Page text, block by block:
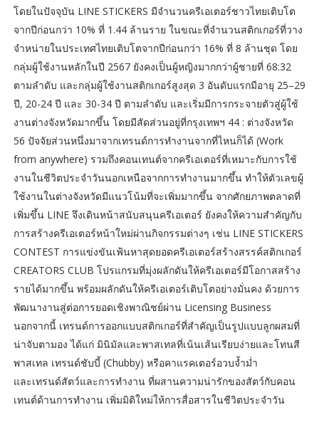
โดยในปัจจุบัน LINE STICKERS มีจำนวนครีเอเตอร์ชาวไทยเติบโต
จากปีก่อนกว่า 10% ที่ 1.44 ล้านราย ในขณะที่จำนวนสติกเกอร์ที่วาง
จำหน่ายในประเทศไทยเติบโตจากปีก่อนกว่า 16% ที่ 8 ล้านชุด โดย
กลุ่มผู้ใช้งานหลักในปี 2567 ยังคงเป็นผู้หญิงมากกว่าผู้ชายที่ 68:32
ตามลำดับ และกลุ่มผู้ใช้งานสติกเกอร์สูงสุด 3 อันดับแรกมีอายุ 25–29
ปี, 20-24 ปี และ 30-34 ปี ตามลำดับ และเริ่มมีการกระจายตัวสู่ผู้ใช้
งานต่างจังหวัดมากขึ้น โดยมีสัดส่วนอยู่ที่กรุงเทพฯ 44 : ต่างจังหวัด
56 ปัจจัยส่วนหนึ่งมาจากเทรนด์การทำงานจากที่ไหนก็ได้ (Work
from anywhere) รวมถึงคอนเทนต์จากครีเอเตอร์ที่เหมาะกับการใช้
งานในชีวิตประจำวันนอกเหนือจากการทำงานมากขึ้น ทำให้ตัวเลขผู้
ใช้งานในต่างจังหวัดมีแนวโน้มที่จะเพิ่มมากขึ้น จากศักยภาพตลาดที่
เพิ่มขึ้น LINE จึงเดินหน้าสนับสนุนครีเอเตอร์ ยังคงให้ความสำคัญกับ
การสร้างครีเอเตอร์หน้าใหม่ผ่านกิจกรรมต่างๆ เช่น LINE STICKERS
CONTEST การแข่งขันเฟ้นหาสุดยอดครีเอเตอร์สร้างสรรค์สติกเกอร์
CREATORS CLUB โปรแกรมที่มุ่งผลักดันให้ครีเอเตอร์มีโอกาสสร้าง
รายได้มากขึ้น พร้อมผลักดันให้ครีเอเตอร์เติบโตอย่างมั่นคง ด้วยการ
พัฒนางานสู่ต่อการยอดเชิงพาณิชย์ผ่าน Licensing Business
นอกจากนี้ เทรนด์การออกแบบสติกเกอร์ที่สำคัญเป็นรูปแบบลูกผสมที่
น่าจับตามอง ได้แก่ มินิมัลและพาสเทลที่เน้นเส้นเรียบง่ายและโทนสี
พาสเทล เทรนด์ชับบี้ (Chubby) หรือคาแรคเตอร์อวบจ้ำม่ำ
และเทรนด์สัตว์และการทำงาน ที่ผสานความน่ารักของสัตว์กับคอน
เทนต์ด้านการทำงาน เพิ่มมิติใหม่ให้การสื่อสารในชีวิตประจำวัน